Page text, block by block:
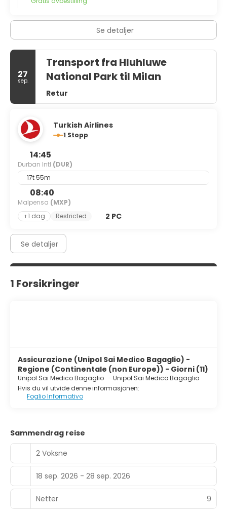
Se detaljer
27
sep.
Transport fra Hluhluwe
National Park til Milan
Retur
Turkish Airlines
1 Stopp
14:45
Durban Intl (DUR)
17t 55m
08:40
Malpensa (MXP)
+1 dag
Restricted 2 PC
Se detaljer
1 Forsikringer
Assicurazione (Unipol Sai Medico Bagaglio) -
Regione (Continentale (non Europe)) - Giorni (11)
Unipol Sai Medico Bagaglio - Unipol Sai Medico Bagaglio
Hvis du vil utvide denne informasjonen:
Foglio Informativo
Sammendrag reise
2 Voksne
18 sep. 2026 - 28 sep. 2026
Netter 9